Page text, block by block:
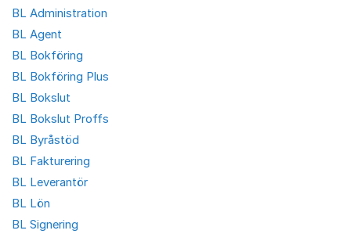
BL Administration
BL Agent
BL Bokföring
BL Bokföring Plus
BL Bokslut
BL Bokslut Proffs
BL Byråstöd
BL Fakturering
BL Leverantör
BL Lön
BL Signering